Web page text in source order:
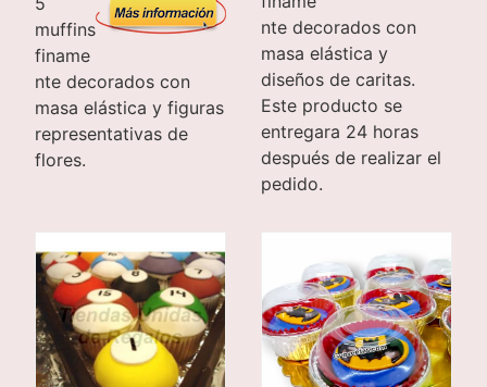
muffins
finame
nte decorados con
masa elástica y figuras
representativas de
flores.
nte decorados con
masa elástica y
diseños de caritas.
Este producto se
entregara 24 horas
después de realizar el
pedido.